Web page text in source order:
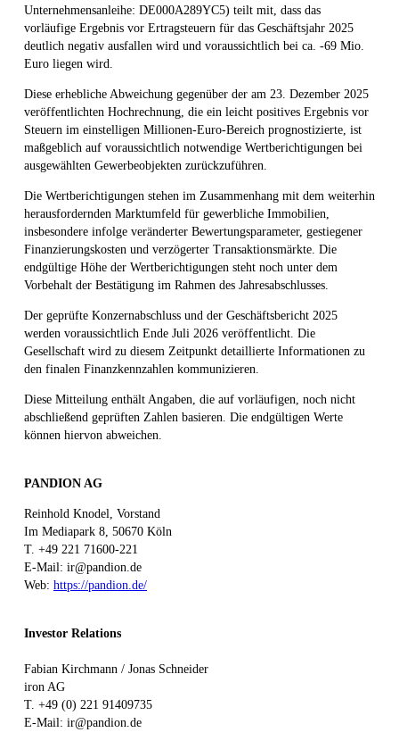
Unternehmensanleihe: DE000A289YC5) teilt mit, dass das
vorläufige Ergebnis vor Ertragsteuern für das Geschäftsjahr 2025
deutlich negativ ausfallen wird und voraussichtlich bei ca. -69 Mio.
Euro liegen wird.
Diese erhebliche Abweichung gegenüber der am 23. Dezember 2025
veröffentlichten Hochrechnung, die ein leicht positives Ergebnis vor
Steuern im einstelligen Millionen-Euro-Bereich prognostizierte, ist
maßgeblich auf voraussichtlich notwendige Wertberichtigungen bei
ausgewählten Gewerbeobjekten zurückzuführen.
Die Wertberichtigungen stehen im Zusammenhang mit dem weiterhin
herausfordernden Marktumfeld für gewerbliche Immobilien,
insbesondere infolge veränderter Bewertungsparameter, gestiegener
Finanzierungskosten und verzögerter Transaktionsmärkte. Die
endgültige Höhe der Wertberichtigungen steht noch unter dem
Vorbehalt der Bestätigung im Rahmen des Jahresabschlusses.
Der geprüfte Konzernabschluss und der Geschäftsbericht 2025
werden voraussichtlich Ende Juli 2026 veröffentlicht. Die
Gesellschaft wird zu diesem Zeitpunkt detaillierte Informationen zu
den finalen Finanzkennzahlen kommunizieren.
Diese Mitteilung enthält Angaben, die auf vorläufigen, noch nicht
abschließend geprüften Zahlen basieren. Die endgültigen Werte
können hiervon abweichen.
PANDION AG
Reinhold Knodel, Vorstand
Im Mediapark 8, 50670 Köln
T. +49 221 71600-221
E-Mail: ir@pandion.de
Web: https://pandion.de/
Investor Relations
Fabian Kirchmann / Jonas Schneider
iron AG
T. +49 (0) 221 91409735
E-Mail: ir@pandion.de